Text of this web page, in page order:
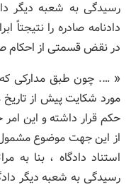
رسیدگی به شعبه دیگر
دادنامه صادره را
در نقض قسمتی از احكام
« …. چون طبق مداركی
مورد شكایت پیش از
حكم قرار داشته و این
استناد دادگاه ، بنا
رسیدگی به شعبه دیگر